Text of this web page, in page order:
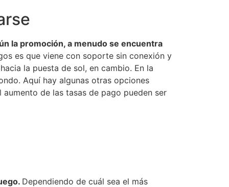
la promoción, a menudo se encuentra
es que viene con soporte sin conexión y
la puesta de sol, en cambio. En la
Aquí hay algunas otras opciones
de las tasas de pago pueden ser
Dependiendo de cuál sea el más